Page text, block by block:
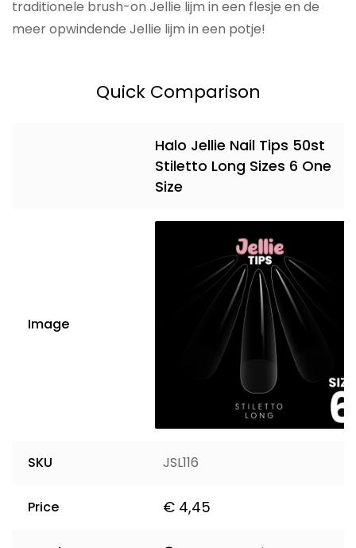
traditionele brush-on Jellie lijm in een flesje en de
meer opwindende Jellie lijm in een potje!
Quick Comparison
Halo Jellie Nail Tips 50st
Stiletto Long Sizes 6 One
Size
Image
SKU JSL116
Price € 4,45